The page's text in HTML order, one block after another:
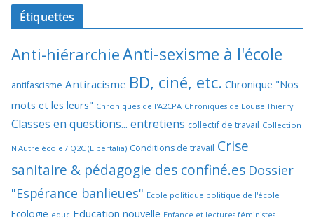
Étiquettes
Anti-hiérarchieAnti-sexisme à l'école
antifascisme Antiracisme BD, ciné, etc. Chronique "Nos
mots et les leurs" Chroniques de l'A2CPA Chroniques de Louise Thierry
Classes en questions... entretiens collectif de travail Collection
N'Autre école / Q2C (Libertalia) Conditions de travail Crise
sanitaire & pédagogie des confiné.es Dossier
"Espérance banlieues" Ecole politique politique de l'école
Ecologie educ Education nouvelle Enfance et lectures féministes